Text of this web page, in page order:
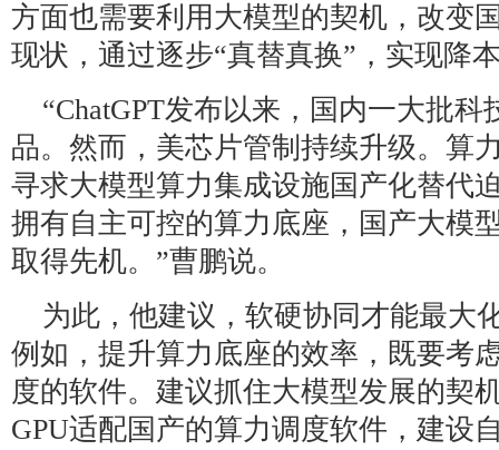
方面也需要利用大模型的契机，改变
现状，通过逐步“真替真换”，实现降
“ChatGPT发布以来，国内一大批
品。然而，美芯片管制持续升级。算
寻求大模型算力集成设施国产化替代
拥有自主可控的算力底座，国产大模
取得先机。”曹鹏说。
为此，他建议，软硬协同才能最大
例如，提升算力底座的效率，既要考
度的软件。建议抓住大模型发展的契
GPU适配国产的算力调度软件，建设